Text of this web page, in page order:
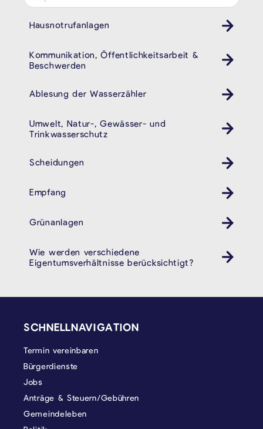
Hausnotrufanlagen
Kommunikation, Öffentlichkeitsarbeit &
Beschwerden
Ablesung der Wasserzähler
Umwelt, Natur-, Gewässer- und
Trinkwasserschutz
Scheidungen
Empfang
Grünanlagen
Wie werden verschiedene
Eigentumsverhältnisse berücksichtigt?
SCHNELLNAVIGATION
Termin vereinbaren
Bürgerdienste
Jobs
Anträge & Steuern/Gebühren
Gemeindeleben